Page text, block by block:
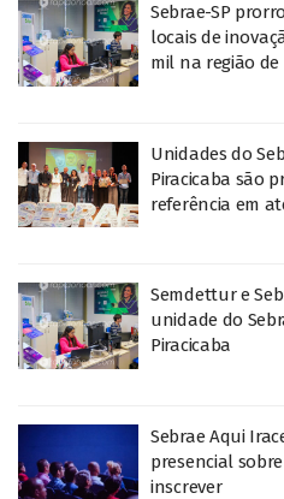
Sebrae-SP
locais de
mil na região de
Unidades do
Piracicaba são
referência em
Semdettur e
unidade do
Piracicaba
Sebrae Aqui
presencial
inscrever